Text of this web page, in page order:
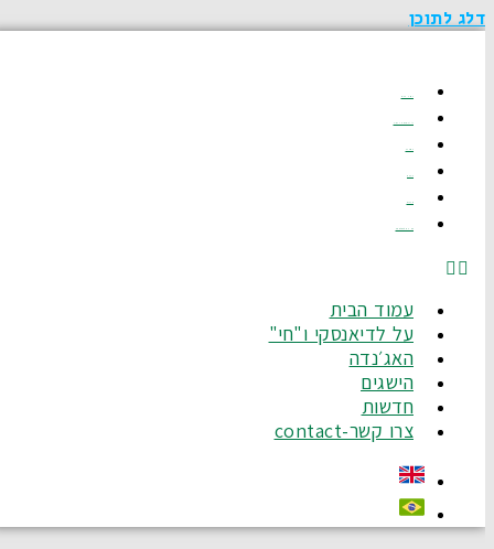
דלג לתוכן
עמוד הבית
על לדיאנסקי ו"חי"
האג׳נדה
הישגים
חדשות
צרו קשר-contact